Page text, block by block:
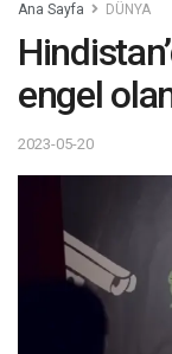
Ana Sayfa DÜNYA
engel
2023-05-20